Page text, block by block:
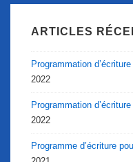
ARTICLES
Programmation
2022
Programmation
2022
Programme d’écriture